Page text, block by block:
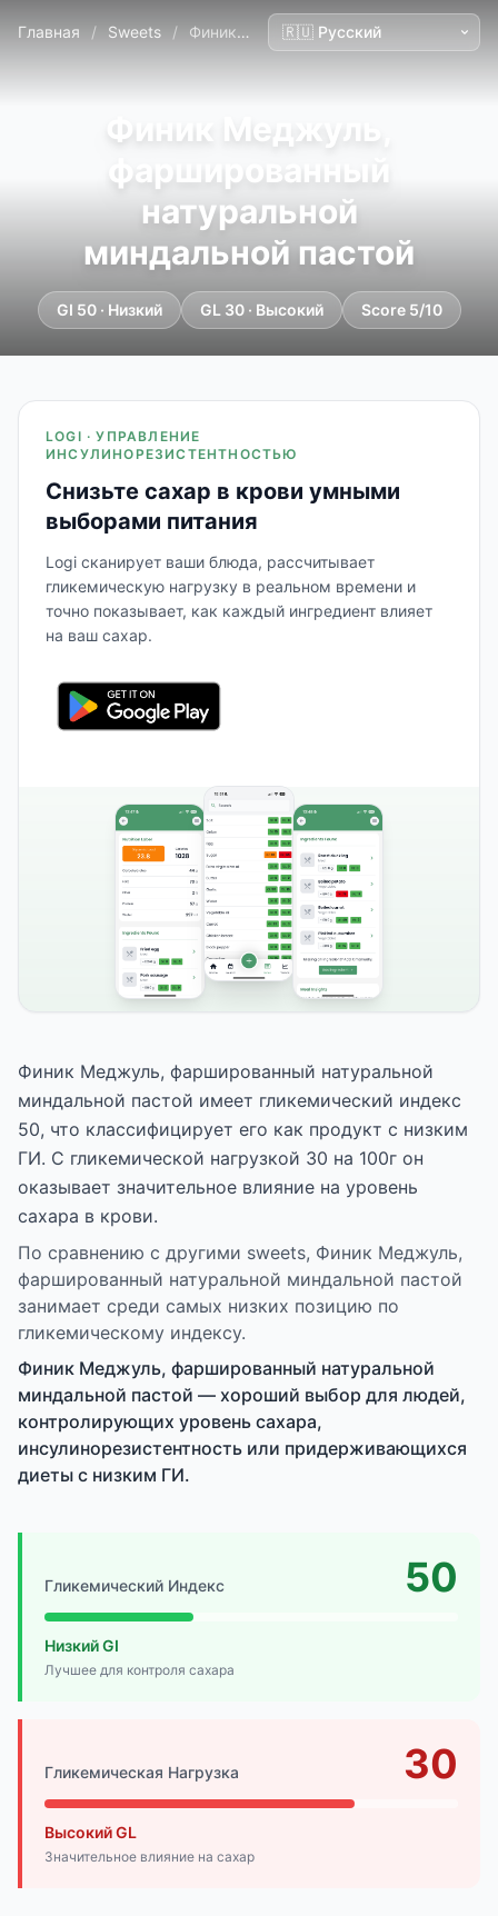
Главная / Sweets / Финик Меджуль, фаршированный натуральной миндальной пастой
Финик Меджуль,
фаршированный
натуральной
миндальной пастой
GI 50 · Низкий GL 30 · Высокий Score 5/10
LOGI · УПРАВЛЕНИЕ
ИНСУЛИНОРЕЗИСТЕНТНОСТЬЮ
Снизьте сахар в крови умными
выборами питания
Logi сканирует ваши блюда, рассчитывает
гликемическую нагрузку в реальном времени и
точно показывает, как каждый ингредиент влияет
на ваш сахар.
Финик Меджуль, фаршированный натуральной
миндальной пастой имеет гликемический индекс
50, что классифицирует его как продукт с низким
ГИ. С гликемической нагрузкой 30 на 100г он
оказывает значительное влияние на уровень
сахара в крови.
По сравнению с другими sweets, Финик Меджуль,
фаршированный натуральной миндальной пастой
занимает среди самых низких позицию по
гликемическому индексу.
Финик Меджуль, фаршированный натуральной
миндальной пастой — хороший выбор для людей,
контролирующих уровень сахара,
инсулинорезистентность или придерживающихся
диеты с низким ГИ.
Гликемический Индекс 50
Низкий GI
Лучшее для контроля сахара
Гликемическая Нагрузка 30
Высокий GL
Значительное влияние на сахар